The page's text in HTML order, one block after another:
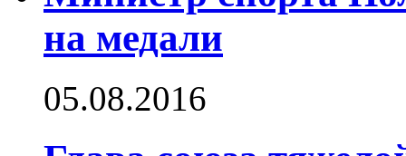
на медали
05.08.2016